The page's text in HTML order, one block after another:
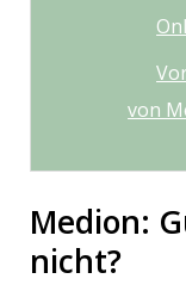
von
Medion:
nicht?